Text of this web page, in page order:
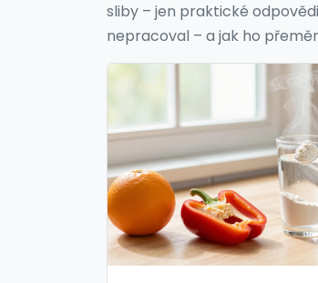
sliby – jen praktické
nepracoval – a jak ho